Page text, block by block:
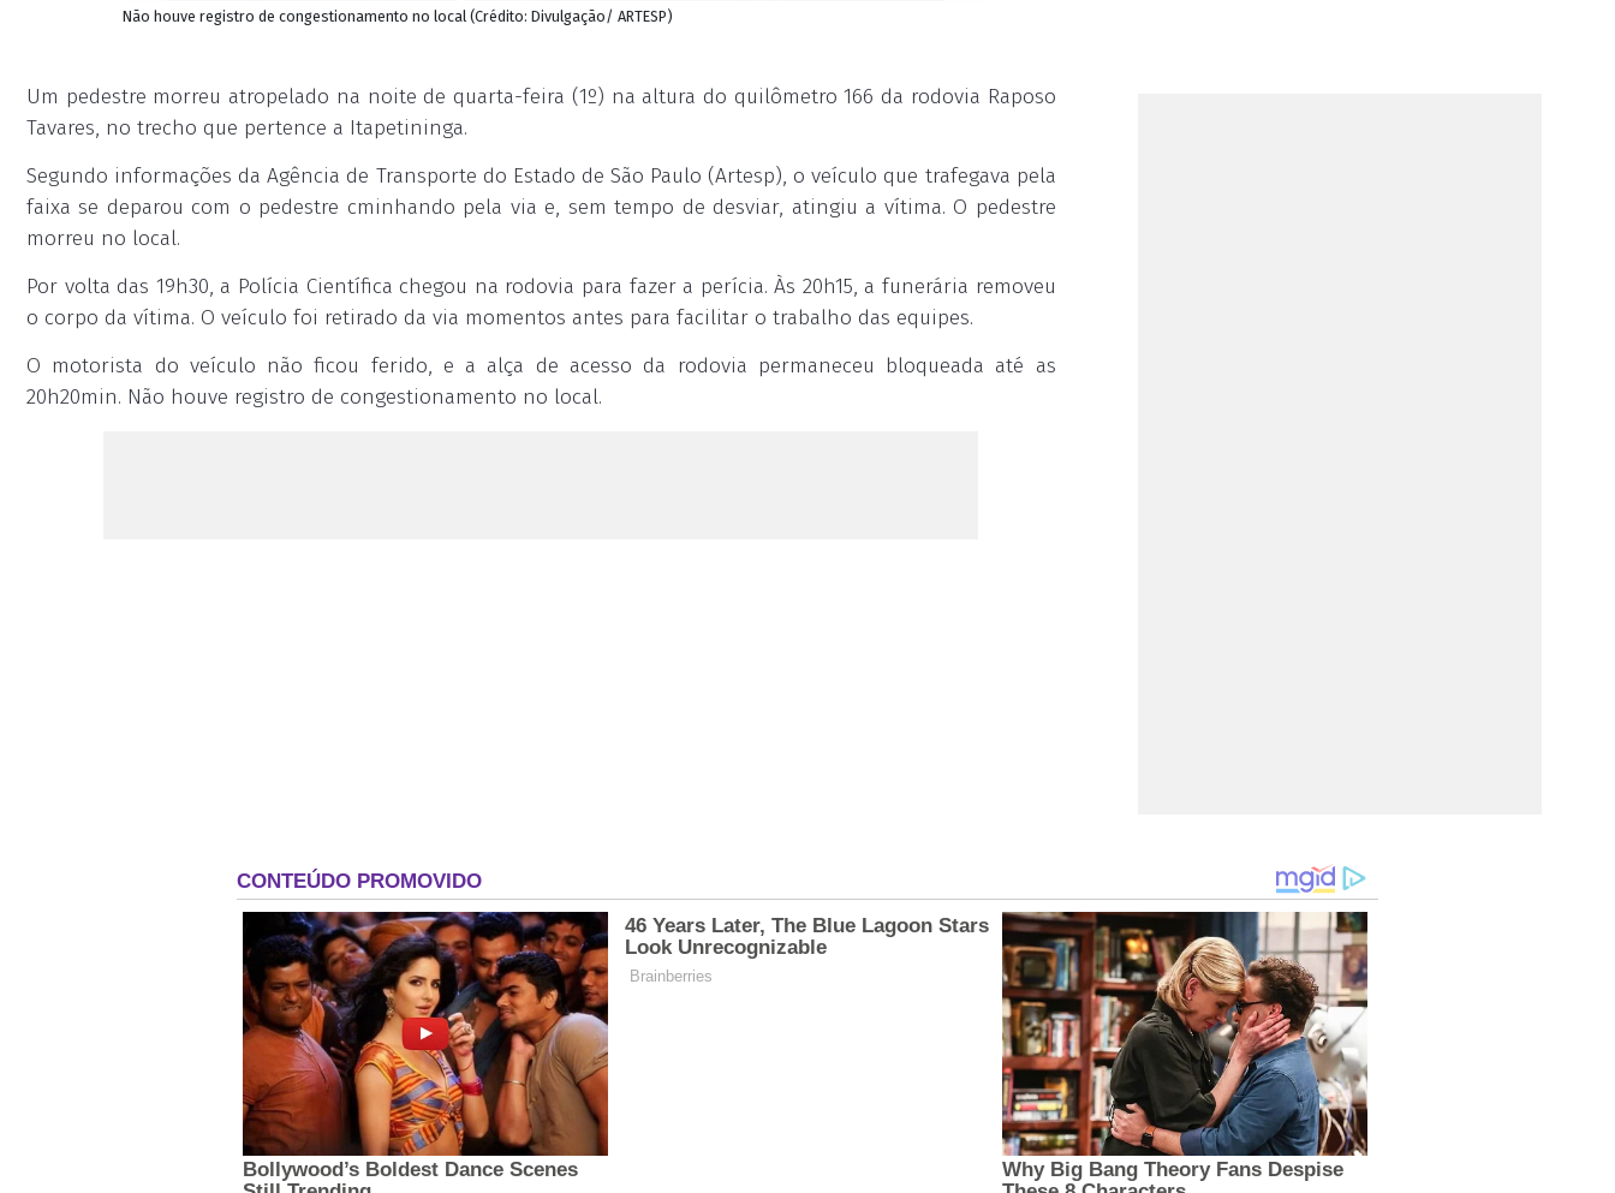
Não houve registro de congestionamento no local (Crédito: Divulgação/ ARTESP)
Um pedestre morreu atropelado na noite de quarta-feira (1º) na altura do quilômetro 166 da rodovia Raposo
Tavares, no trecho que pertence a Itapetininga.
Segundo informações da Agência de Transporte do Estado de São Paulo (Artesp), o veículo que trafegava pela
faixa se deparou com o pedestre cminhando pela via e, sem tempo de desviar, atingiu a vítima. O pedestre
morreu no local.
Por volta das 19h30, a Polícia Científica chegou na rodovia para fazer a perícia. Às 20h15, a funerária removeu
o corpo da vítima. O veículo foi retirado da via momentos antes para facilitar o trabalho das equipes.
O motorista do veículo não ficou ferido, e a alça de acesso da rodovia permaneceu bloqueada até as
20h20min. Não houve registro de congestionamento no local.